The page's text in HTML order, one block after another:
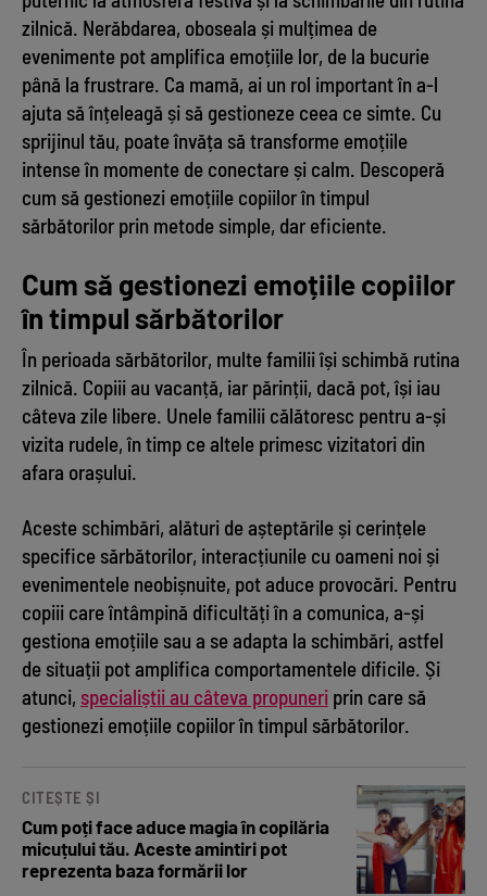
zilnică. Nerăbdarea, oboseala și mulțimea de
evenimente pot amplifica emoțiile lor, de la bucurie
până la frustrare. Ca mamă, ai un rol important în a-l
ajuta să înțeleagă și să gestioneze ceea ce simte. Cu
sprijinul tău, poate învăța să transforme emoțiile
intense în momente de conectare și calm. Descoperă
cum să gestionezi emoțiile copiilor în timpul
sărbătorilor prin metode simple, dar eficiente.
Cum să gestionezi emoțiile copiilor
în timpul sărbătorilor
În perioada sărbătorilor, multe familii își schimbă rutina
zilnică. Copiii au vacanță, iar părinții, dacă pot, își iau
câteva zile libere. Unele familii călătoresc pentru a-și
vizita rudele, în timp ce altele primesc vizitatori din
afara orașului.
Aceste schimbări, alături de așteptările și cerințele
specifice sărbătorilor, interacțiunile cu oameni noi și
evenimentele neobișnuite, pot aduce provocări. Pentru
copiii care întâmpină dificultăți în a comunica, a-și
gestiona emoțiile sau a se adapta la schimbări, astfel
de situații pot amplifica comportamentele dificile. Și
atunci, specialiștii au câteva propuneri prin care să
gestionezi emoțiile copiilor în timpul sărbătorilor.
CITEȘTE ȘI
Cum poți face aduce magia în copilăria
micuțului tău. Aceste amintiri pot
reprezenta baza formării lor